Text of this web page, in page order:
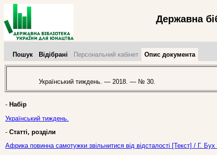
Державна
Пошук Відібрані Персональний кабінет Опис документа
Український тиждень. — 2018. — № 30.
- Набір
Український тиждень.
- Статті, розділи
Африка повинна самотужки звільнитися від відсталості [Текст] /